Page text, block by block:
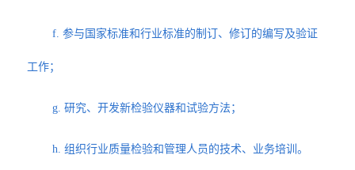
f. 参与国家标准和行业标准的制订、修订的编写及验证
工作；
g. 研究、开发新检验仪器和试验方法；
h. 组织行业质量检验和管理人员的技术、业务培训。